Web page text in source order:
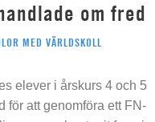
om fred
MED VÄRLDSKOLL
elever i årskurs 4 och 5
för att genomföra ett FN-